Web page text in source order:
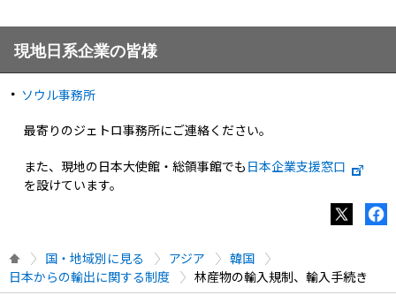
現地日系企業の皆様
ソウル事務所
最寄りのジェトロ事務所にご連絡ください。
また、現地の日本大使館・総領事館でも 日本企業支援窓口
を設けています。
国・地域別に見る アジア
韓国
日本からの輸出に関する制度
林産物の輸入規制、輸入手続き